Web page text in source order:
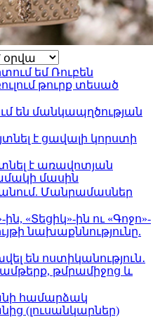
եմ Ռուբեն
թուրք տեսած
են մանկապղծության
է ցավալի կորստի
է առավոտյան
մասին
Մանրամասներ
«Տեցիկ»-ին ու «Գոջո»-
նախաքննությունը.
են ոստիկանություն․
թմրամիջոց և
համարձակ
(լուսանկարներ)